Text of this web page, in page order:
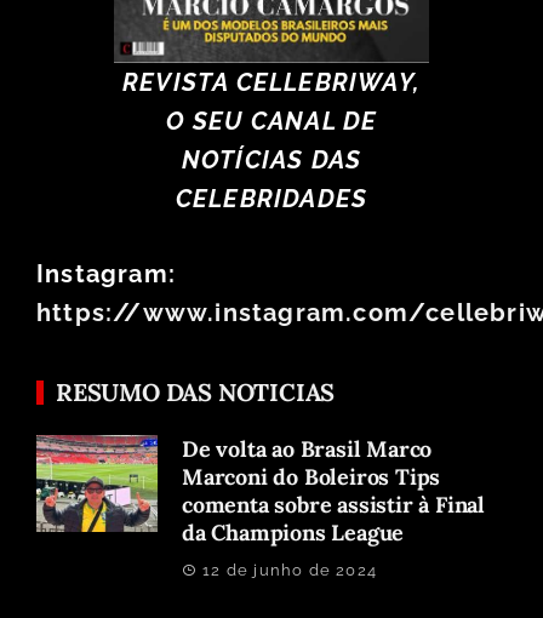
REVISTA CELLEBRIWAY,
O SEU CANAL DE
NOTÍCIAS DAS
CELEBRIDADES
Instagram:
https://www.instagram.com/
RESUMO DAS NOTICIAS
De volta ao Brasil Marco
Marconi do Boleiros Tips
comenta sobre assistir à Final
da Champions League
12 de junho de 2024